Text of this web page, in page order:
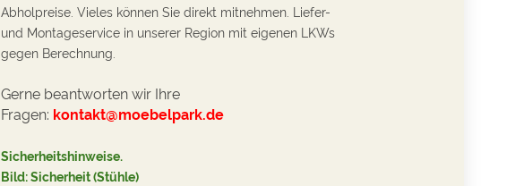
Abholpreise. Vieles können Sie direkt mitnehmen. Liefer-
und Montageservice in unserer Region mit eigenen LKWs
gegen Berechnung.
Gerne beantworten wir Ihre
Fragen: kontakt@moebelpark.de
Sicherheitshinweise.
Bild: Sicherheit (Stühle)